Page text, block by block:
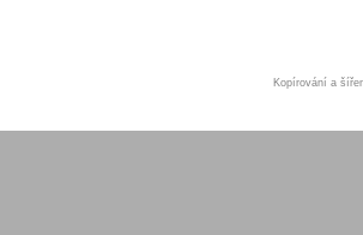
Kopírování a